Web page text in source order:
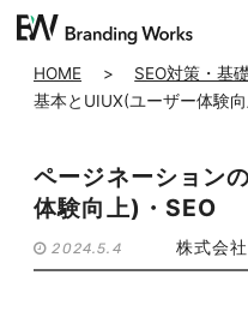
HOME > SEO対策・基
基本とUIUX(ユーザー体験
ページネーション
体験向上)・SEO
2024.5.4 株式会